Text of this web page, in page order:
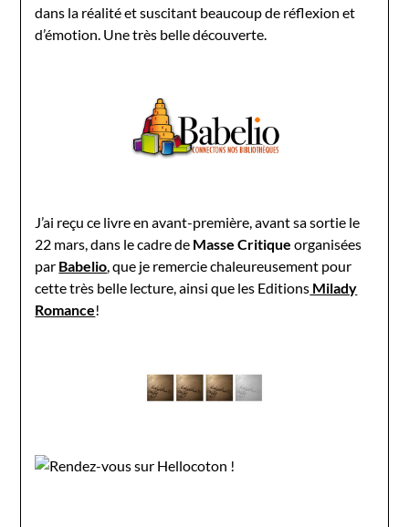
dans la réalité et suscitant beaucoup de réflexion et
d’émotion. Une très belle découverte.
J’ai reçu ce livre en avant-première, avant sa sortie le
22 mars, dans le cadre de Masse Critique organisées
par Babelio, que je remercie chaleureusement pour
cette très belle lecture, ainsi que les Editions Milady
Romance!